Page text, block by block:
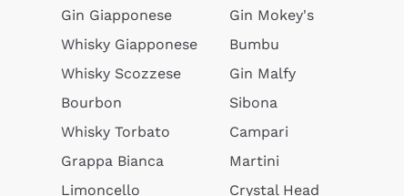
Gin Giapponese
Whisky Giapponese
Whisky Scozzese
Bourbon
Whisky Torbato
Grappa Bianca
Limoncello
Gin Mokey's
Bumbu
Gin Malfy
Sibona
Campari
Martini
Crystal Head